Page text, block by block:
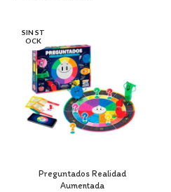
SIN ST
OCK
Preguntados Realidad
Aumentada